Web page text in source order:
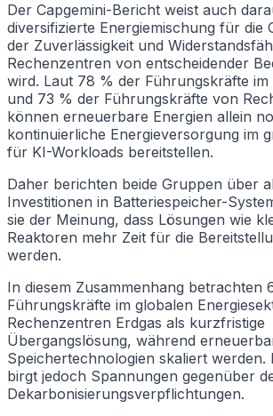
Der Capgemini-Bericht weist auch
diversifizierte Energiemischung für die
der Zuverlässigkeit und
Rechenzentren von entscheidender
wird. Laut 78 % der Führungskräfte im
und 73 % der Führungskräfte von
können erneuerbare Energien allein
kontinuierliche Energieversorgung im
für KI-Workloads bereitstellen.
Daher berichten beide Gruppen über
Investitionen in Batteriespeicher-
sie der Meinung, dass Lösungen wie
Reaktoren mehr Zeit für die
werden.
In diesem Zusammenhang betrachten
Führungskräfte im globalen
Rechenzentren Erdgas als kurzfristige
Übergangslösung, während
Speichertechnologien skaliert werden.
birgt jedoch Spannungen gegenüber
Dekarbonisierungsverpflichtungen.